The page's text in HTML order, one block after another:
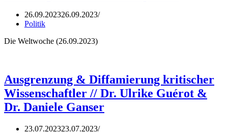
26.09.202326.09.2023
Politik
Die Weltwoche (26.09.2023)
Ausgrenzung & Diffamierung kritischer
Wissenschaftler // Dr. Ulrike Guérot &
Dr. Daniele Ganser
23.07.202323.07.2023